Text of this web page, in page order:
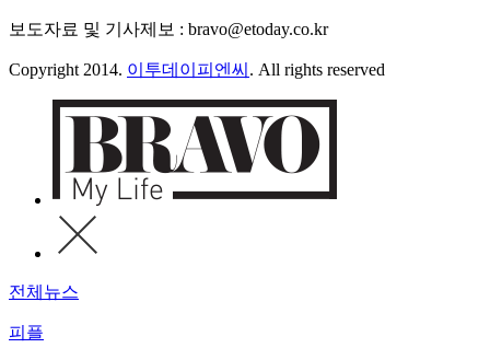
보도자료 및 기사제보 : bravo@etoday.co.kr
Copyright 2014. 이투데이피엔씨 . All rights reserved
전체뉴스
피플